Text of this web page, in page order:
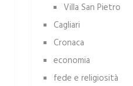
Villa San Pietro
Cagliari
Cronaca
economia
fede e religiosità